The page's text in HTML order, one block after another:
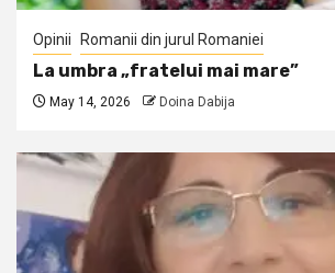
Opinii Romanii din jurul Romaniei
La umbra „fratelui mai mare”
May 14, 2026 Doina Dabija